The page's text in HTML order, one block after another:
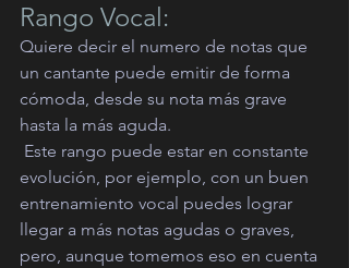
Rango Vocal:
Quiere decir el numero de notas que
un cantante puede emitir de forma
cómoda, desde su nota más grave
hasta la más aguda.
evolución, por ejemplo, con un buen
entrenamiento vocal puedes lograr
llegar a más notas agudas o graves,
pero, aunque tomemos eso en cuenta